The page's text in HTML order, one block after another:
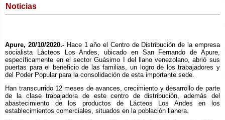
Noticias
Apure, 20/10/2020.- Hace 1 año el Centro de Distribución de la empresa
socialista Lácteos Los Andes, ubicado en San Fernando de Apure,
específicamente en el sector Guásimo I del llano venezolano, abrió sus
puertas para el beneficio de las familias, un logro de los trabajadores y
del Poder Popular para la consolidación de esta importante sede.
Han transcurrido 12 meses de avances, crecimiento y desarrollo de parte
de la clase trabajadora de este centro de distribución, además del
abastecimiento de los productos de Lácteos Los Andes en los
establecimientos comerciales, situados en la población llanera.